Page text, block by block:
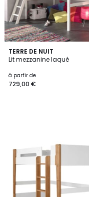
TERRE DE NUIT
Lit mezzanine laqué
à partir de
729,00 €